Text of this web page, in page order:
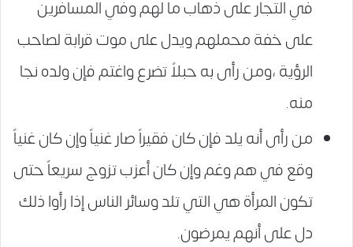
في التجار على ذهاب ما لهم وفي المسافرين
على خفة محملهم ويدل على موت قرابة لصاحب
الرؤية ،ومن رأى به حبلاً تضرع واغتم فإن ولده نجا
منه.
من رأى أنه يلد فإن كان فقيراً صار غنياً وإن كان غنياً
وقع في هم وغم وإن كان أعزب تزوج سريعاً حتى
تكون المرأة هي التي تلد وسائر الناس إذا رأوا ذلك
دل على أنهم يمرضون.